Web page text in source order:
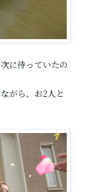
に待っていたの
がら、お2人と